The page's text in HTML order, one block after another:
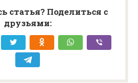
статья? Поделиться с
друзьями: